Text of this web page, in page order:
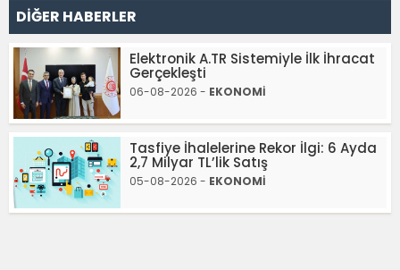
DİĞER HABERLER
Elektronik A.TR Sistemiyle İlk İhracat
Gerçekleşti
06-08-2026 - EKONOMİ
Tasfiye İhalelerine Rekor İlgi: 6 Ayda
2,7 Milyar TL’lik Satış
05-08-2026 - EKONOMİ